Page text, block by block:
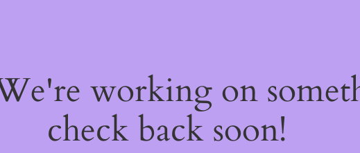
working on
check back soon!